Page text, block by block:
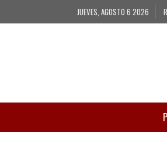
JUEVES, AGOSTO 6 2026